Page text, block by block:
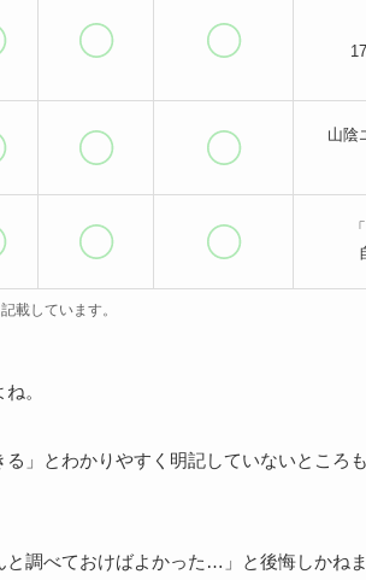
山陰
載しています。
。
」とわかりやすく明記していないところ
と調べておけばよかった…」と後悔しかね